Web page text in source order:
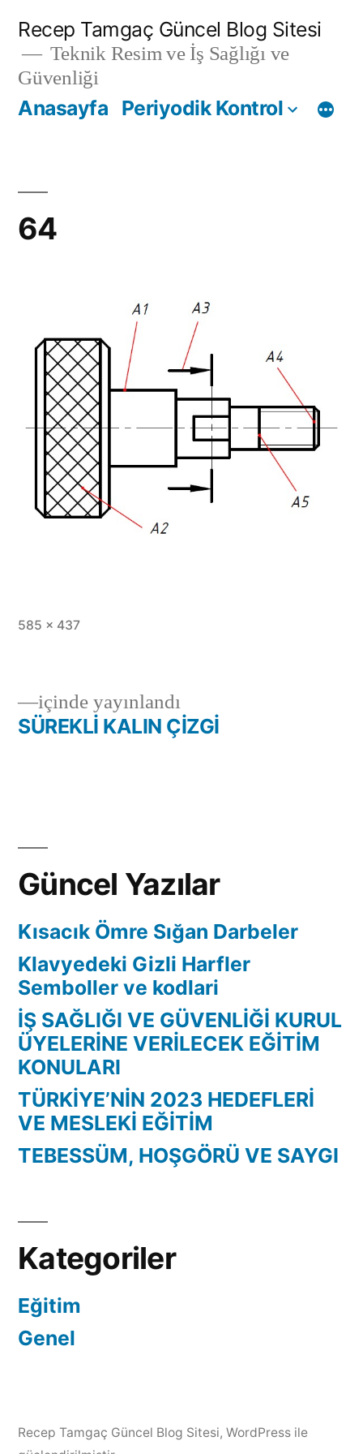
Recep Tamgaç Güncel Blog Sitesi
Teknik Resim ve İş Sağlığı ve
Güvenliği
Anasayfa Periyodik Kontrol
64
Tam
585 × 437
Yazı
içinde yayınlandı
SÜREKLİ KALIN ÇİZGİ
Güncel Yazılar
Kısacık Ömre Sığan Darbeler
Klavyedeki Gizli Harfler
Semboller ve kodlari
İŞ SAĞLIĞI VE GÜVENLİĞİ KURUL
ÜYELERİNE VERİLECEK EĞİTİM
KONULARI
TÜRKİYE’NİN 2023 HEDEFLERİ
VE MESLEKİ EĞİTİM
TEBESSÜM, HOŞGÖRÜ VE SAYGI
Kategoriler
Eğitim
Genel
Recep Tamgaç Güncel Blog Sitesi, WordPress ile